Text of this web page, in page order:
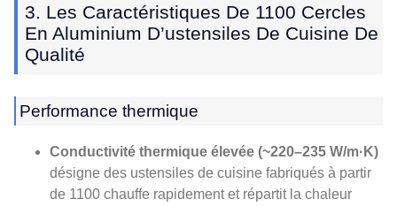
3. Les Caractéristiques De 1100 Cercles
En Aluminium D’ustensiles De Cuisine De
Qualité
Performance thermique
Conductivité thermique élevée (~220–235 W/m·K)
désigne des ustensiles de cuisine fabriqués à partir
de 1100 chauffe rapidement et répartit la chaleur